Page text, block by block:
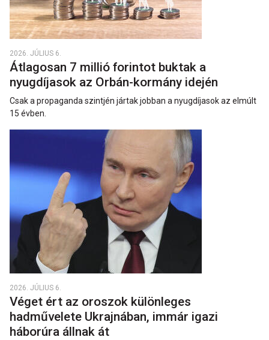
2026. JÚLIUS 6.
Átlagosan 7 millió forintot buktak a
nyugdíjasok az Orbán-kormány idején
Csak a propaganda szintjén jártak jobban a nyugdíjasok az elmúlt
15 évben.
2026. JÚLIUS 6.
Véget ért az oroszok különleges
hadművelete Ukrajnában, immár igazi
háborúra állnak át